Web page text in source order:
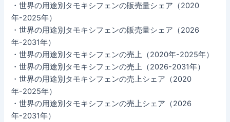
・世界の用途別タモキシフェンの販売量シェア（2020
年-2025年）
・世界の用途別タモキシフェンの販売量シェア（2026
年-2031年）
・世界の用途別タモキシフェンの売上（2020年-2025年）
・世界の用途別タモキシフェンの売上（2026-2031年）
・世界の用途別タモキシフェンの売上シェア（2020
年-2025年）
・世界の用途別タモキシフェンの売上シェア（2026
年-2031年）